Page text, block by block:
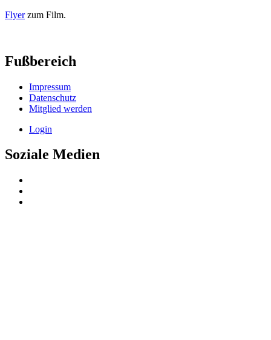
Flyerzum Film.
Fußbereich
Impressum
Datenschutz
Mitglied werden
Login
Soziale Medien